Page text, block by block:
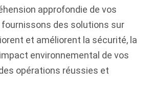
approfondie de vos
des solutions sur
et améliorent la sécurité, la
environnemental de vos
opérations réussies et